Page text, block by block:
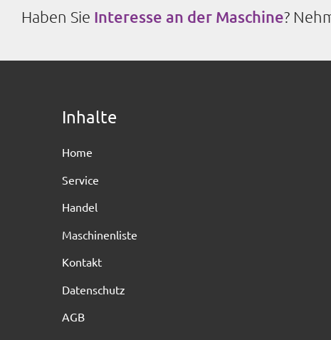
Haben Sie Interesse an der Maschine?
Inhalte
Home
Service
Handel
Maschinenliste
Kontakt
Datenschutz
AGB